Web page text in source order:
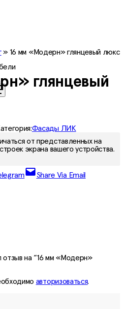
» 16 мм «Модерн» глянцевый люкс
глянцевый
Фасады ЛИК
от представленных на
экрана вашего устройства.
Share Via Email
отзыв на “16 мм «Модерн»
авторизоваться.